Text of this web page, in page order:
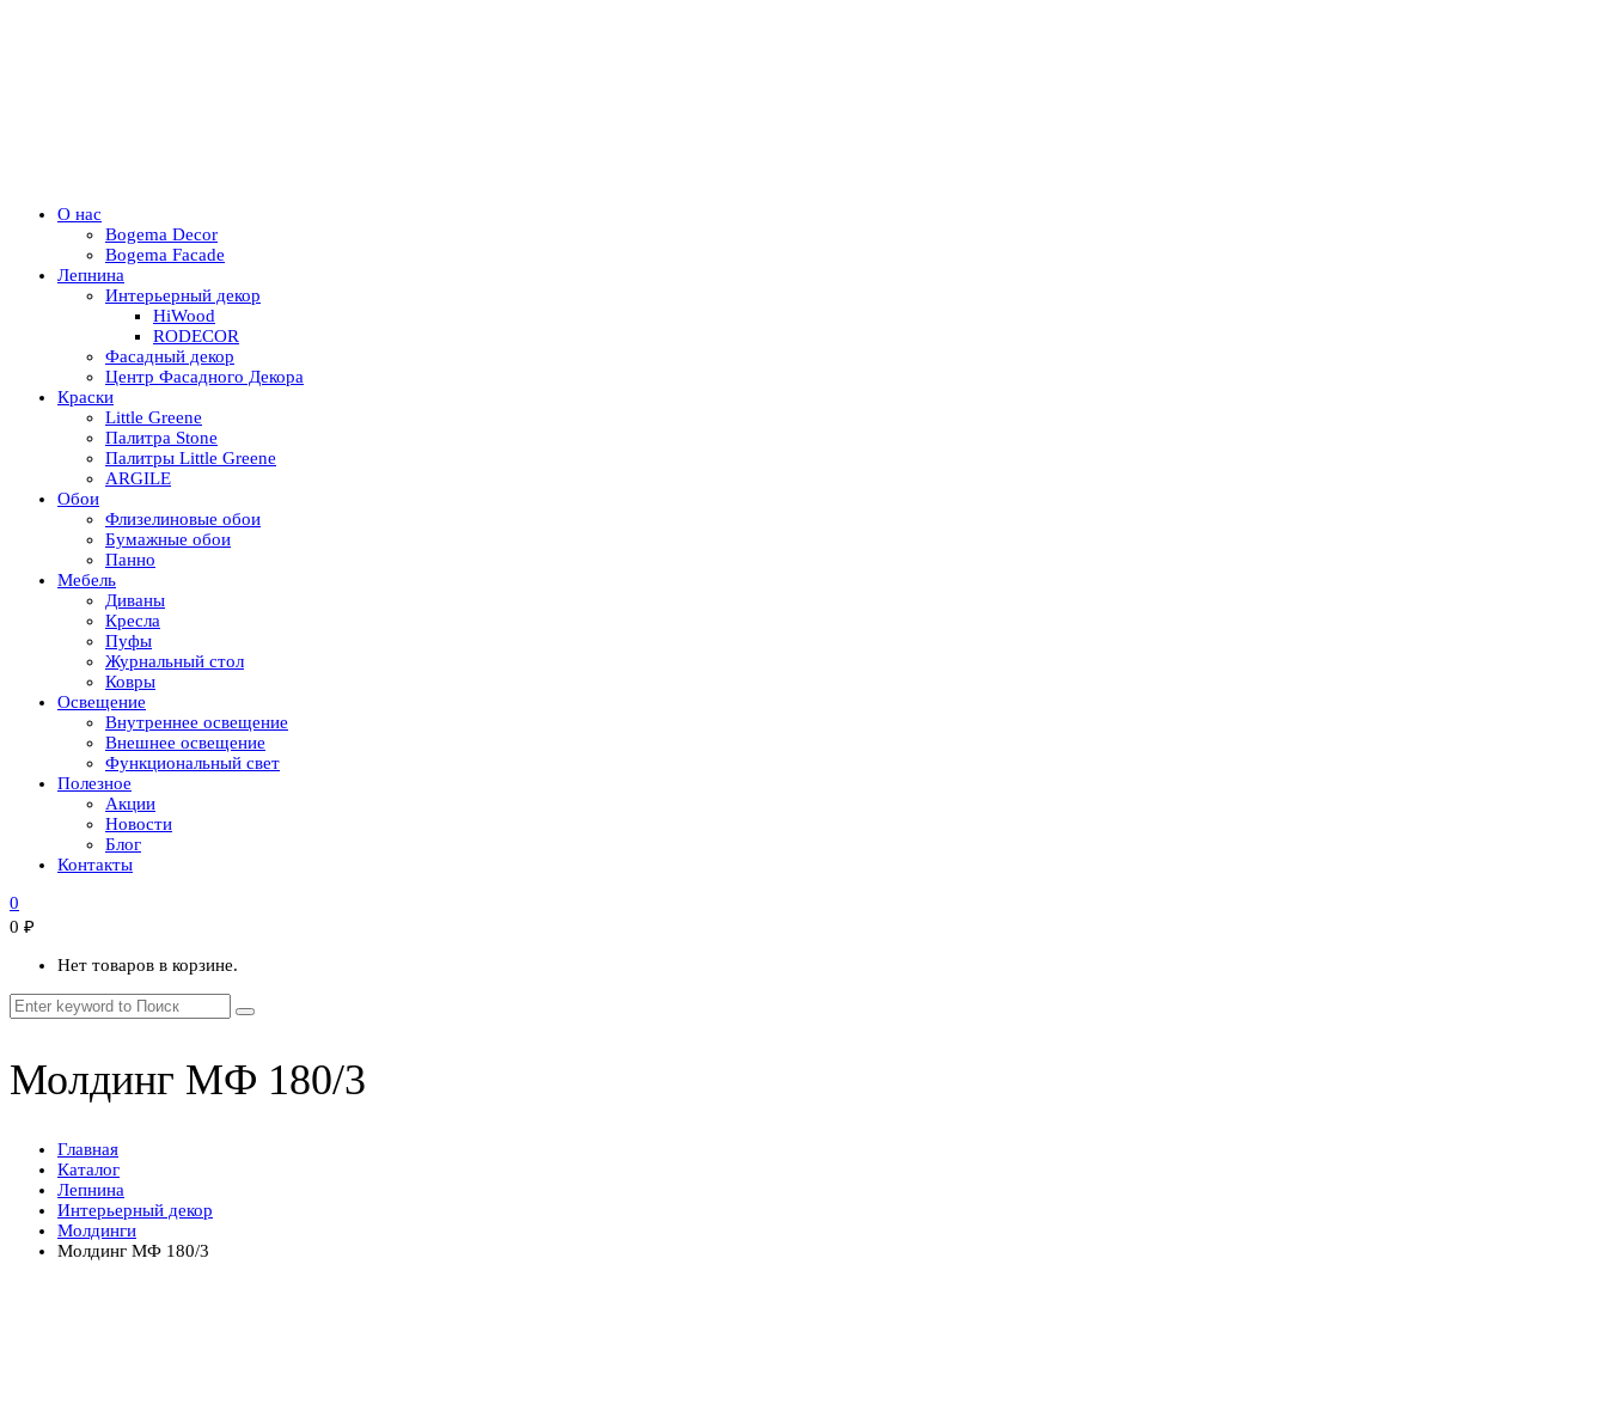
О нас
Bogema Decor
Bogema Facade
Лепнина
Интерьерный декор
HiWood
RODECOR
Фасадный декор
Центр Фасадного Декора
Краски
Little Greene
Палитра Stone
Палитры Little Greene
ARGILE
Обои
Флизелиновые обои
Бумажные обои
Панно
Мебель
Диваны
Кресла
Пуфы
Журнальный стол
Ковры
Освещение
Внутреннее освещение
Внешнее освещение
Функциональный свет
Полезное
Акции
Новости
Блог
Контакты
0
0 ₽
Нет товаров в корзине.
Молдинг МФ 180/3
Главная
Каталог
Лепнина
Интерьерный декор
Молдинги
Молдинг МФ 180/3